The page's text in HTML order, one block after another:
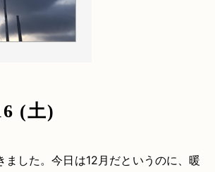
(土)
ました。今日は12月だというのに、暖